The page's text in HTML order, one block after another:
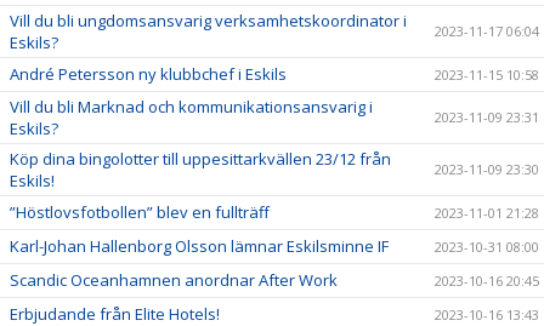
Vill du bli ungdomsansvarig verksamhetskoordinator i
Eskils?
2023-11-17 06:04
André Petersson ny klubbchef i Eskils 2023-11-15 10:58
Vill du bli Marknad och kommunikationsansvarig i
Eskils?
2023-11-09 23:31
Köp dina bingolotter till uppesittarkvällen 23/12 från
Eskils!
2023-11-09 23:30
”Höstlovsfotbollen” blev en fullträff 2023-11-01 21:28
Karl-Johan Hallenborg Olsson lämnar Eskilsminne IF 2023-10-31 08:00
Scandic Oceanhamnen anordnar After Work 2023-10-16 20:45
Erbjudande från Elite Hotels! 2023-10-16 13:43